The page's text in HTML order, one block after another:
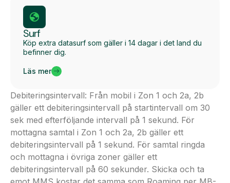
Surf
Köp extra datasurf som gäller i 14 dagar i det land du
befinner dig.
Läs mer
Debiteringsintervall: Från mobil i Zon 1 och 2a, 2b
gäller ett debiteringsintervall på startintervall om 30
sek med efterföljande intervall på 1 sekund. För
mottagna samtal i Zon 1 och 2a, 2b gäller ett
debiteringsintervall på 1 sekund. För samtal ringda
och mottagna i övriga zoner gäller ett
debiteringsintervall på 60 sekunder. Skicka och ta